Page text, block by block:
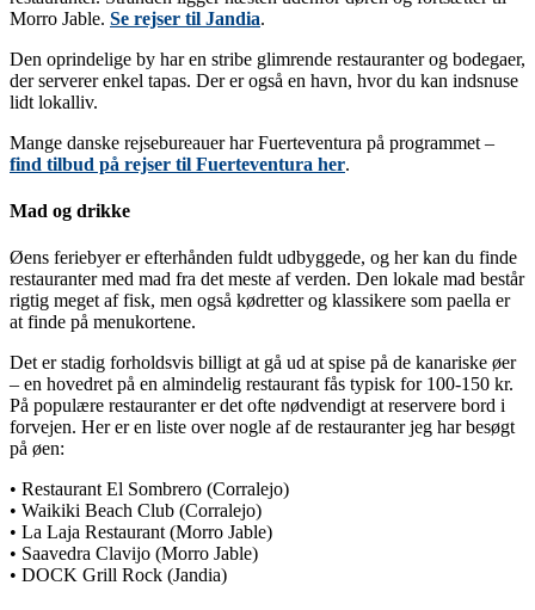
Morro Jable. Se rejser til Jandia.
Den oprindelige by har en stribe glimrende restauranter og bodegaer,
der serverer enkel tapas. Der er også en havn, hvor du kan indsnuse
lidt lokalliv.
Mange danske rejsebureauer har Fuerteventura på programmet –
find tilbud på rejser til Fuerteventura her.
Mad og drikke
Øens feriebyer er efterhånden fuldt udbyggede, og her kan du finde
restauranter med mad fra det meste af verden. Den lokale mad består
rigtig meget af fisk, men også kødretter og klassikere som paella er
at finde på menukortene.
Det er stadig forholdsvis billigt at gå ud at spise på de kanariske øer
– en hovedret på en almindelig restaurant fås typisk for 100-150 kr.
På populære restauranter er det ofte nødvendigt at reservere bord i
forvejen. Her er en liste over nogle af de restauranter jeg har besøgt
på øen:
• Restaurant El Sombrero (Corralejo)
• Waikiki Beach Club (Corralejo)
• La Laja Restaurant (Morro Jable)
• Saavedra Clavijo (Morro Jable)
• DOCK Grill Rock (Jandia)